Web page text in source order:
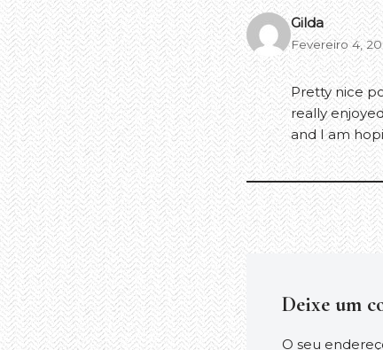
Gilda
Fevereiro 4,
Pretty nice
really
and I am
Deixe um
O seu